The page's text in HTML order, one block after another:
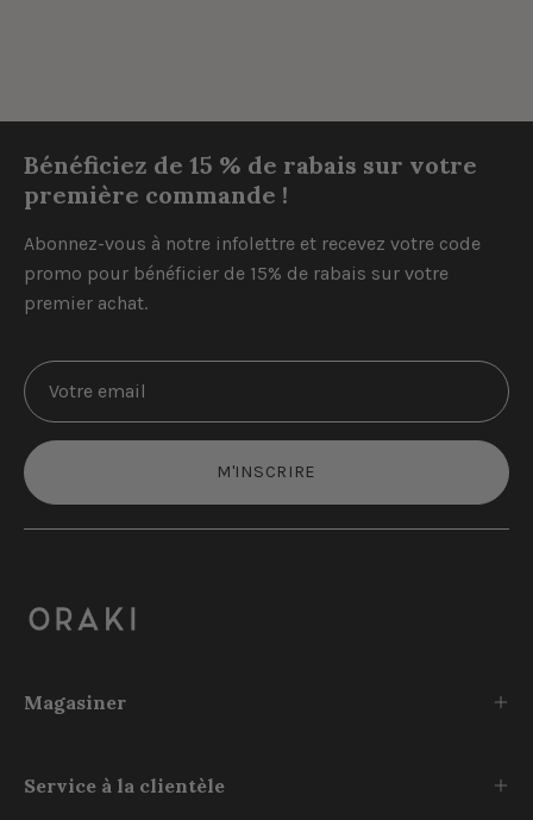
Bénéficiez de 15 % de rabais sur votre
première commande !
Abonnez-vous à notre infolettre et recevez votre code
promo pour bénéficier de 15% de rabais sur votre
premier achat.
M'INSCRIRE
Magasiner
Service à la clientèle